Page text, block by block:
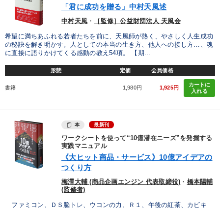
「君に成功を贈る」中村天風述
中村天風 ・ ［監修］公益財団法人 天風会
希望に満ちあふれる若者たちを前に、天風師が熱く、やさしく人生成功
の秘訣を解き明かす。人としての本当の生き方、他人への接し方…、魂
に直接に語りかけてくる感動の教え54項。 【期...
形態 定価 会員価格
書籍 1,980円 1,925円
カートに
入れる
本 最新刊
ワークシートを使って“10億潜在ニーズ”を発掘する
実践マニュアル
《大ヒット商品・サービス》10億アイデアの
つくり方
梅澤大輔 (商品企画エンジン 代表取締役) ・ 橋本陽輔
(監修者)
ファミコン、ＤＳ脳トレ、ウコンの力、Ｒ１、午後の紅茶、カビキ